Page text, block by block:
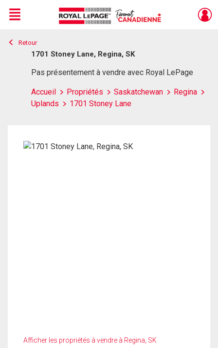
Live
En Direct
Menu
Retour
1701 Stoney Lane, Regina, SK
Pas présentement à vendre avec Royal LePage
Accueil Propriétés Saskatchewan
Regina
Uplands
1701 Stoney Lane
Afficher les propriétés à vendre à Regina, SK